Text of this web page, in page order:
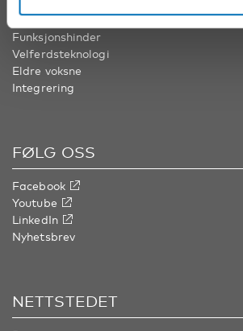
Folkehelse
Funksjonshinder
Velferdsteknologi
Eldre voksne
Integrering
FØLG OSS
Facebook
Youtube
LinkedIn
Nyhetsbrev
NETTSTEDET